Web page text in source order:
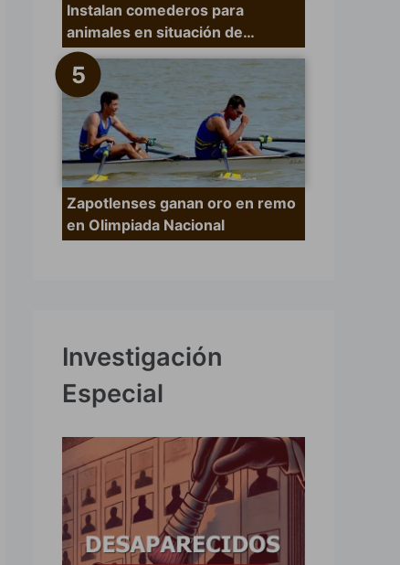
Instalan comederos para
animales en situación de…
Zapotlenses ganan oro en remo
en Olimpiada Nacional
Investigación
Especial